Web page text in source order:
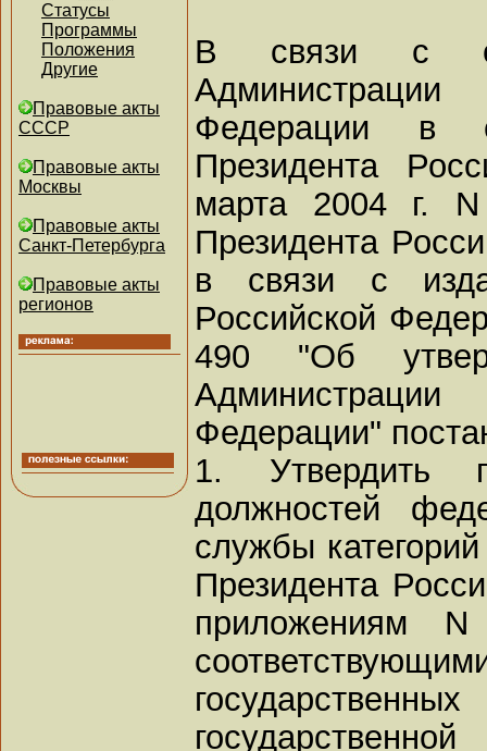
Статусы
Программы
Положения
Другие
Правовые акты
СССР
Правовые акты
Москвы
Правовые акты
Санкт-Петербурга
Правовые акты
регионов
В связи с
Администрации
Федерации в
Президента
марта 2004 г.
Президента
в связи с
Российской
490 "Об
Администрации
Федерации"
1. Утвердить
должностей
службы
Президента
приложениям